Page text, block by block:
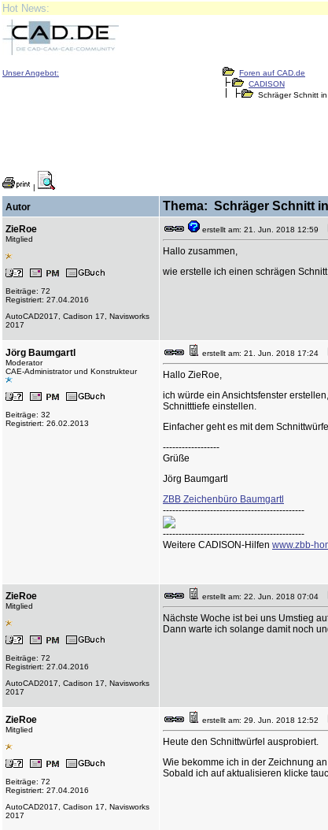
Hot News:
Unser Angebot:
Foren auf CAD.de
CADISON
Schräger Schnitt
|
Autor Thema: Schräger Schnitt
ZieRoe
Mitglied
Beiträge: 72
Registriert: 27.04.2016
AutoCAD2017, Cadison 17, Navisworks
2017
erstellt am: 21. Jun. 2018 12:59
Hallo zusammen,
wie erstelle ich einen schrägen
Jörg Baumgartl
Moderator
CAE-Administrator und Konstrukteur
Beiträge: 32
Registriert: 26.02.2013
erstellt am: 21. Jun. 2018 17:24
Hallo ZieRoe,
ich würde ein Ansichtsfenster
Schnitttiefe einstellen.
Einfacher geht es mit dem
------------------
Grüße
Jörg Baumgartl
ZBB Zeichenbüro Baumgartl
---------------------------------------------
---------------------------------------------
Weitere CADISON-Hilfen www.zbb-
ZieRoe
Mitglied
Beiträge: 72
Registriert: 27.04.2016
AutoCAD2017, Cadison 17, Navisworks
2017
erstellt am: 22. Jun. 2018 07:04
Nächste Woche ist bei uns Umstieg
Dann warte ich solange damit noch
ZieRoe
Mitglied
Beiträge: 72
Registriert: 27.04.2016
AutoCAD2017, Cadison 17, Navisworks
2017
erstellt am: 29. Jun. 2018 12:52
Heute den Schnittwürfel ausprobiert.
Wie bekomme ich in der Zeichnung
Sobald ich auf aktualisieren klicke